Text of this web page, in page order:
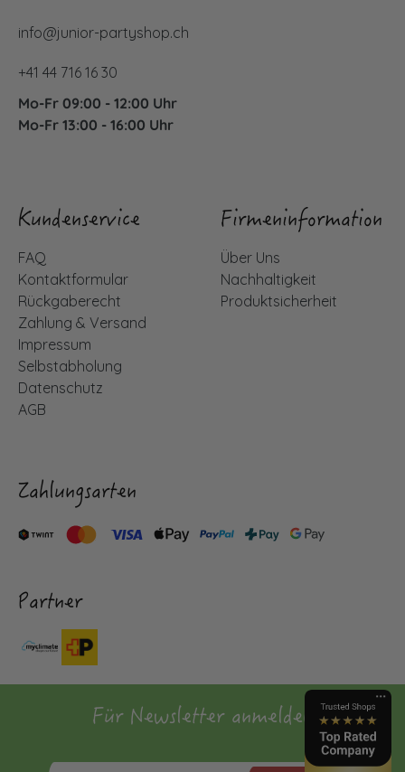
info@junior-partyshop.ch
+41 44 716 16 30
Mo-Fr 09:00 - 12:00 Uhr
Mo-Fr 13:00 - 16:00 Uhr
Kundenservice
FAQ
Kontaktformular
Rückgaberecht
Zahlung & Versand
Impressum
Selbstabholung
Datenschutz
AGB
Firmeninformation
Über Uns
Nachhaltigkeit
Produktsicherheit
Zahlungsarten
Partner
Für Newsletter anmelden